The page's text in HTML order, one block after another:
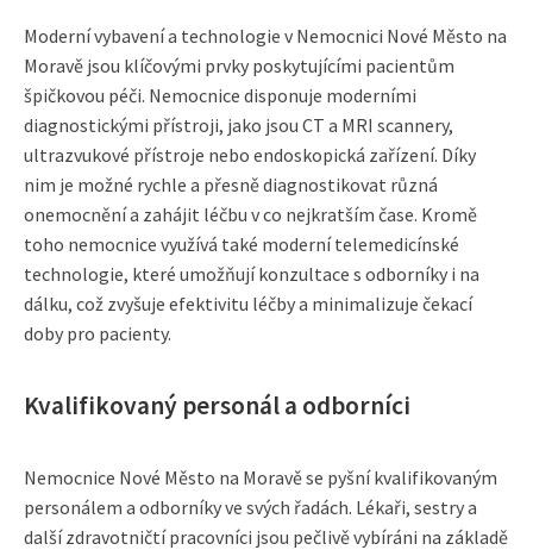
Moderní vybavení a technologie v Nemocnici Nové Město na
Moravě jsou klíčovými prvky poskytujícími pacientům
špičkovou péči. Nemocnice disponuje moderními
diagnostickými přístroji, jako jsou CT a MRI scannery,
ultrazvukové přístroje nebo endoskopická zařízení. Díky
nim je možné rychle a přesně diagnostikovat různá
onemocnění a zahájit léčbu v co nejkratším čase. Kromě
toho nemocnice využívá také moderní telemedicínské
technologie, které umožňují konzultace s odborníky i na
dálku, což zvyšuje efektivitu léčby a minimalizuje čekací
doby pro pacienty.
Kvalifikovaný personál a odborníci
Nemocnice Nové Město na Moravě se pyšní kvalifikovaným
personálem a odborníky ve svých řadách. Lékaři, sestry a
další zdravotničtí pracovníci jsou pečlivě vybíráni na základě